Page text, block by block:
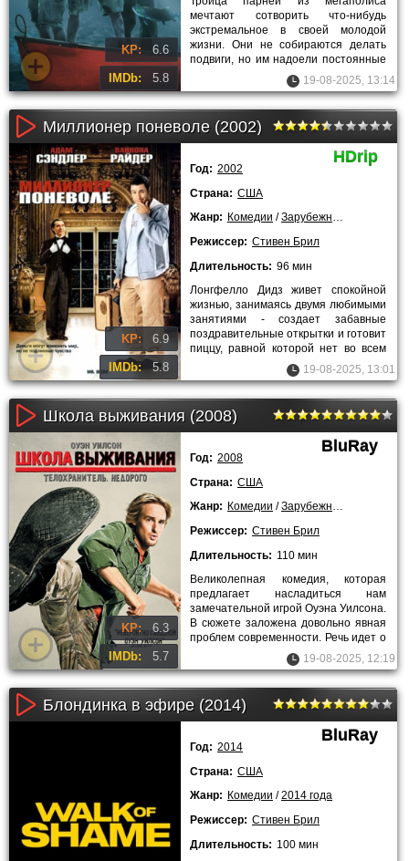
KP: 6.6
IMDb: 5.8
мечтают сотворить что-нибудь
экстремальное в своей молодой
жизни. Они не собираются делать
подвиги, но им надоели постоянные
нравоучения родителей. Нужен
повод,
19-08-2025, 13:14
Миллионер поневоле (2002)
KP: 6.9
IMDb: 5.8
HDrip
Год: 2002
Страна: США
Жанр: Комедии /Зарубежные
Режиссер: Стивен Брил
Длительность: 96 мин
Лонгфелло Дидз живет спокойной
жизнью, занимаясь двумя любимыми
занятиями - создает забавные
поздравительные открытки и готовит
пиццу, равной которой нет во всем
городе! Но однажды весь его19-08-2025, 13:01
Школа выживания (2008)
KP: 6.3
IMDb: 5.7
BluRay
Год: 2008
Страна: США
Жанр: Комедии /Зарубежные
Режиссер: Стивен Брил
Длительность: 110 мин
Великолепная комедия, которая
предлагает насладиться нам
замечательной игрой Оуэна Уилсона.
В сюжете заложена довольно явная
проблем современности. Речь идет о
трех друзьях - ботаниках,19-08-2025, 12:19
Блондинка в эфире (2014)
BluRay
Год: 2014
Страна: США
Жанр: Комедии /2014 года
Режиссер: Стивен Брил
Длительность: 100 мин